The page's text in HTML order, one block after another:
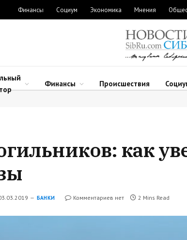
Финансы Социум Экономика Мнения
Финансы Происшествия
как
БАНКИ Комментариев нет 2 Mins Read